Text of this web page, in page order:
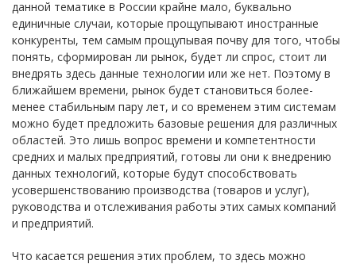
данной тематике в России крайне мало, буквально
единичные случаи, которые прощупывают иностранные
конкуренты, тем самым прощупывая почву для того, чтобы
понять, сформирован ли рынок, будет ли спрос, стоит ли
внедрять здесь данные технологии или же нет. Поэтому в
ближайшем времени, рынок будет становиться более-
менее стабильным пару лет, и со временем этим системам
можно будет предложить базовые решения для различных
областей. Это лишь вопрос времени и компетентности
средних и малых предприятий, готовы ли они к внедрению
данных технологий, которые будут способствовать
усовершенствованию производства (товаров и услуг),
руководства и отслеживания работы этих самых компаний
и предприятий.
Что касается решения этих проблем, то здесь можно